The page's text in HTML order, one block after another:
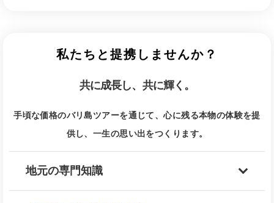
私たちと提携しませんか？
共に成長し、共に輝く。
手頃な価格のバリ島ツアーを通じて、心に残る本物の体験を提
供し、一生の思い出をつくります。
地元の専門知識